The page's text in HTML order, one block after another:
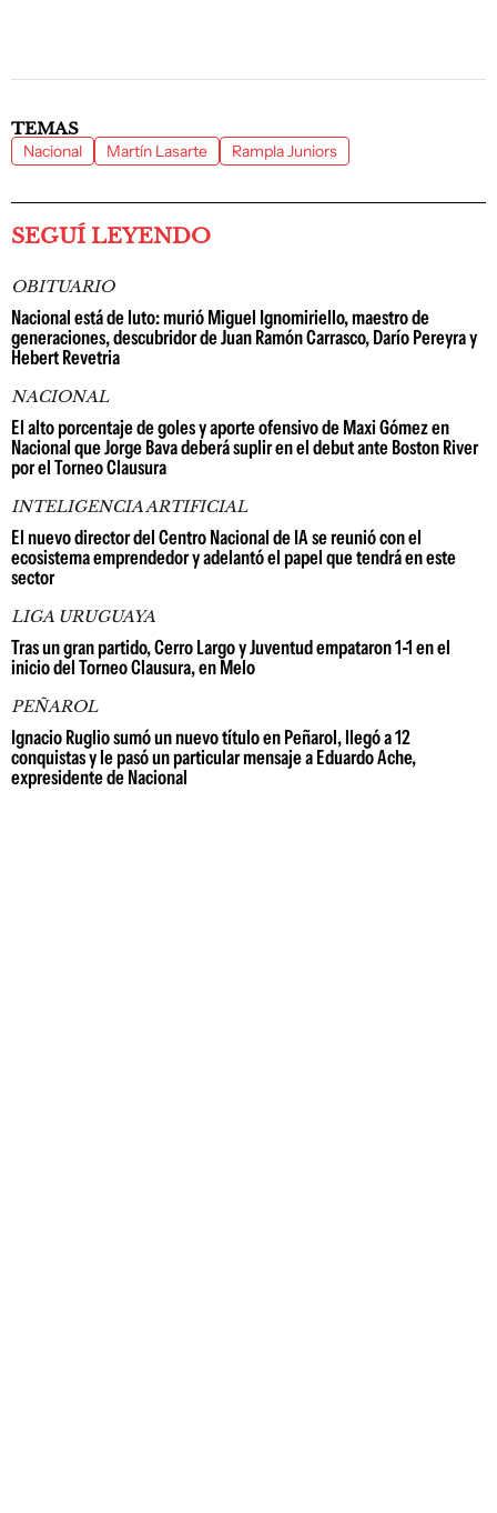
TEMAS
Nacional Martín Lasarte Rampla Juniors
SEGUÍ LEYENDO
OBITUARIO
Nacional está de luto: murió Miguel Ignomiriello, maestro de
generaciones, descubridor de Juan Ramón Carrasco, Darío Pereyra y
Hebert Revetria
NACIONAL
El alto porcentaje de goles y aporte ofensivo de Maxi Gómez en
Nacional que Jorge Bava deberá suplir en el debut ante Boston River
por el Torneo Clausura
INTELIGENCIA ARTIFICIAL
El nuevo director del Centro Nacional de IA se reunió con el
ecosistema emprendedor y adelantó el papel que tendrá en este
sector
LIGA URUGUAYA
Tras un gran partido, Cerro Largo y Juventud empataron 1-1 en el
inicio del Torneo Clausura, en Melo
PEÑAROL
Ignacio Ruglio sumó un nuevo título en Peñarol, llegó a 12
conquistas y le pasó un particular mensaje a Eduardo Ache,
expresidente de Nacional